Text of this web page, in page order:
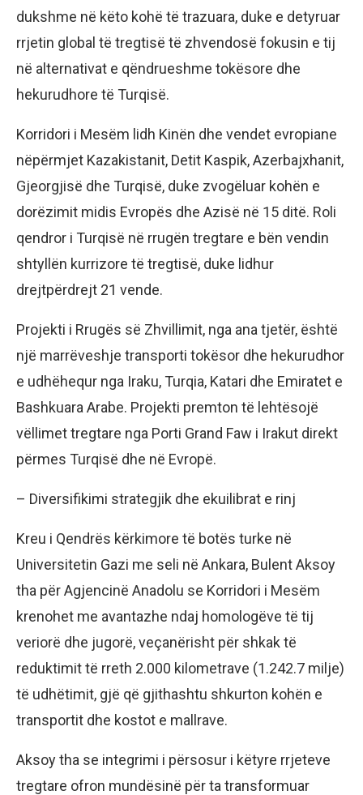
dukshme në këto kohë të trazuara, duke e detyruar
rrjetin global të tregtisë të zhvendosë fokusin e tij
në alternativat e qëndrueshme tokësore dhe
hekurudhore të Turqisë.
Korridori i Mesëm lidh Kinën dhe vendet evropiane
nëpërmjet Kazakistanit, Detit Kaspik, Azerbajxhanit,
Gjeorgjisë dhe Turqisë, duke zvogëluar kohën e
dorëzimit midis Evropës dhe Azisë në 15 ditë. Roli
qendror i Turqisë në rrugën tregtare e bën vendin
shtyllën kurrizore të tregtisë, duke lidhur
drejtpërdrejt 21 vende.
Projekti i Rrugës së Zhvillimit, nga ana tjetër, është
një marrëveshje transporti tokësor dhe hekurudhor
e udhëhequr nga Iraku, Turqia, Katari dhe Emiratet e
Bashkuara Arabe. Projekti premton të lehtësojë
vëllimet tregtare nga Porti Grand Faw i Irakut direkt
përmes Turqisë dhe në Evropë.
– Diversifikimi strategjik dhe ekuilibrat e rinj
Kreu i Qendrës kërkimore të botës turke në
Universitetin Gazi me seli në Ankara, Bulent Aksoy
tha për Agjencinë Anadolu se Korridori i Mesëm
krenohet me avantazhe ndaj homologëve të tij
veriorë dhe jugorë, veçanërisht për shkak të
reduktimit të rreth 2.000 kilometrave (1.242.7 milje)
të udhëtimit, gjë që gjithashtu shkurton kohën e
transportit dhe kostot e mallrave.
Aksoy tha se integrimi i përsosur i këtyre rrjeteve
tregtare ofron mundësinë për ta transformuar